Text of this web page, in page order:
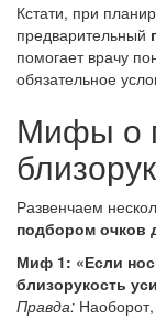
Кстати, при
предварительный
помогает врачу
обязательное
Мифы о
Развенчаем
подбором очков
Миф 1: «Если
близорукость
Правда: